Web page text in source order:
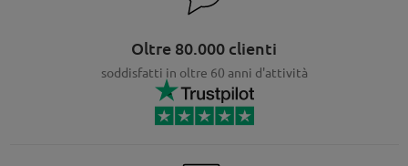
Oltre 80.000 clienti
soddisfatti in oltre 60 anni d'attività